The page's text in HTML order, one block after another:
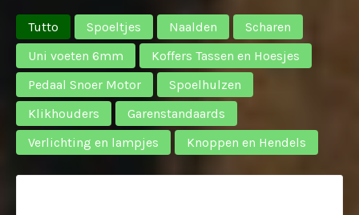
Tutto Spoeltjes Naalden
Scharen
Uni voeten 6mm
Koffers Tassen en Hoesjes
Pedaal Snoer Motor
Spoelhulzen
Klikhouders
Garenstandaards
Verlichting en lampjes
Knoppen en Hendels